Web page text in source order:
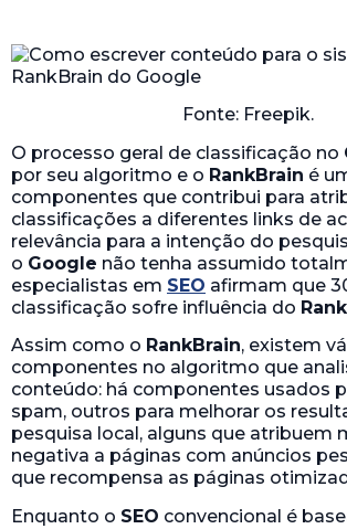
Fonte: Freepik.
O processo geral de classificação no
por seu algoritmo e o RankBrain é
componentes que contribui para
classificações a diferentes links de
relevância para a intenção do
o Google não tenha assumido
especialistas em SEO afirmam que
classificação sofre influência do
Assim como o RankBrain, existem
componentes no algoritmo que
conteúdo: há componentes usados
spam, outros para melhorar os
pesquisa local, alguns que atribuem
negativa a páginas com anúncios
que recompensa as páginas
Enquanto o SEO convencional é